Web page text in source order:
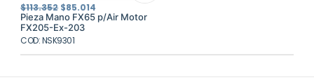
$113.352 El
precio
original
era:
$113.352.
$85.014
precio
actual
Pieza Mano FX65 p/Air Motor
FX205-Ex-203
COD: NSK9301